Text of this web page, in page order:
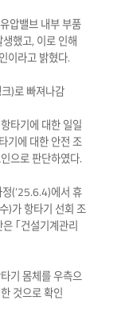
압밸브 내부 부품
했고, 이로 인해
이라고 밝혔다.
)로 빠져나감
타기에 대한 일일
기에 대한 안전 조
으로 판단하였다.
(’25.6.4)에서 휴
)가 항타기 선회 조
｢건설기계관리
기 몸체를 우측으
것으로 확인